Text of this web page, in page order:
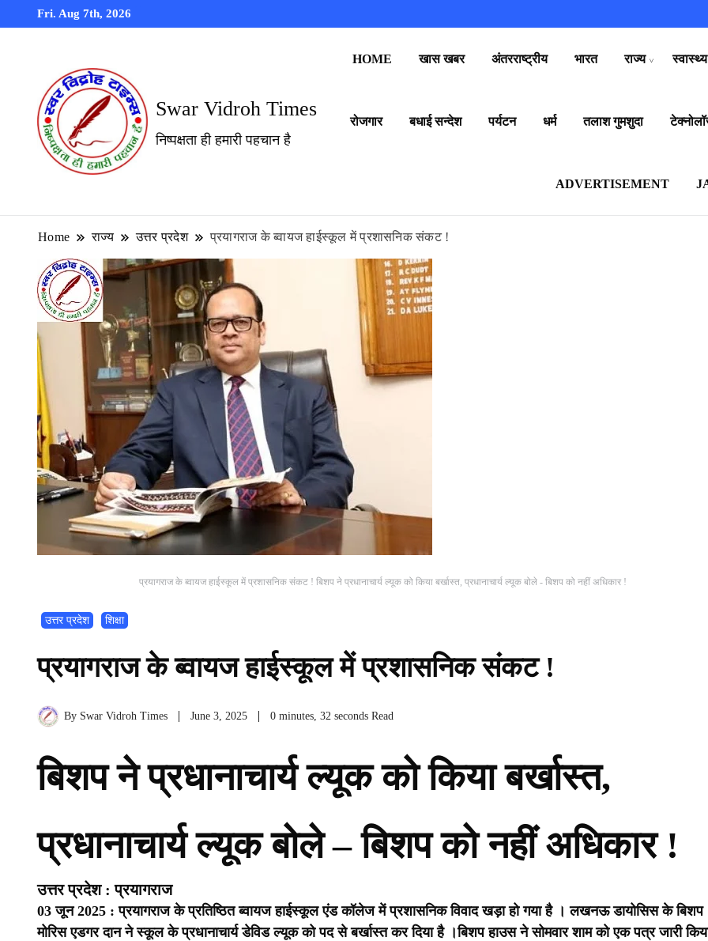
Fri. Aug 7th, 2026
Swar Vidroh Times
निष्पक्षता ही हमारी पहचान है
HOME खास खबर अंतरराष्ट्रीय भारत राज्य स्वास्थ्य
रोजगार बधाई सन्देश पर्यटन धर्म तलाश गुमशुदा
ADVERTISEMENT
Home राज्य उत्तर प्रदेश प्रयागराज के ब्वायज हाईस्कूल में प्रशासनिक संकट !
प्रयागराज के ब्वायज हाईस्कूल में प्रशासनिक संकट ! बिशप ने प्रधानाचार्य ल्यूक को किया बर्खास्त, प्रधानाचार्य ल्यूक बोले - बिशप को नहीं अधिकार !
उत्तर प्रदेश शिक्षा
प्रयागराज के ब्वायज हाईस्कूल में प्रशासनिक संकट !
By Swar Vidroh Times June 3, 2025 0 minutes, 32 seconds Read
बिशप ने प्रधानाचार्य ल्यूक को किया बर्खास्त,
प्रधानाचार्य ल्यूक बोले – बिशप को नहीं अधिकार !
उत्तर प्रदेश : प्रयागराज
03 जून 2025 : प्रयागराज के प्रतिष्ठित ब्वायज हाईस्कूल एंड कॉलेज में प्रशासनिक विवाद खड़ा हो गया है । लखनऊ डायोसिस के बिशप
मोरिस एडगर दान ने स्कूल के प्रधानाचार्य डेविड ल्यूक को पद से बर्खास्त कर दिया है ।बिशप हाउस ने सोमवार शाम को एक पत्र जारी